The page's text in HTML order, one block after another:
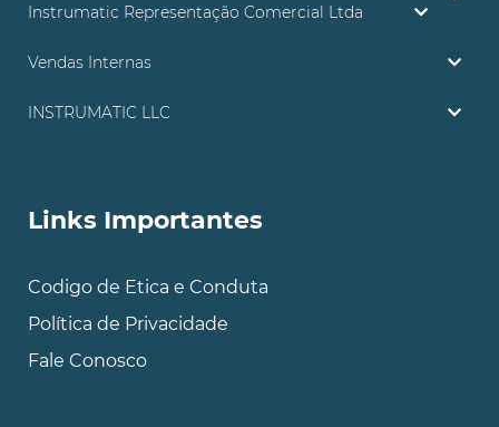
Instrumatic Representação Comercial Ltda
Vendas Internas
INSTRUMATIC LLC
Links Importantes
Codigo de Etica e Conduta
Política de Privacidade
Fale Conosco